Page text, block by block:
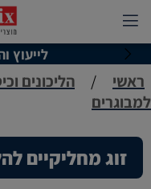
לייעוץ
ראשי / הליכונים
למבוגרים
זוג מחליקיים